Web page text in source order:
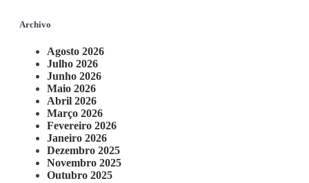
Archivo
Agosto 2026
Julho 2026
Junho 2026
Maio 2026
Abril 2026
Março 2026
Fevereiro 2026
Janeiro 2026
Dezembro 2025
Novembro 2025
Outubro 2025